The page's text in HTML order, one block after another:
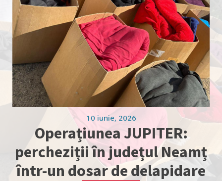
10 iunie, 2026
Operațiunea JUPITER:
percheziții în județul Neamț
într-un dosar de delapidare